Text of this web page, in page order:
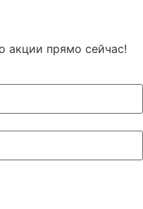
акции прямо сейчас!